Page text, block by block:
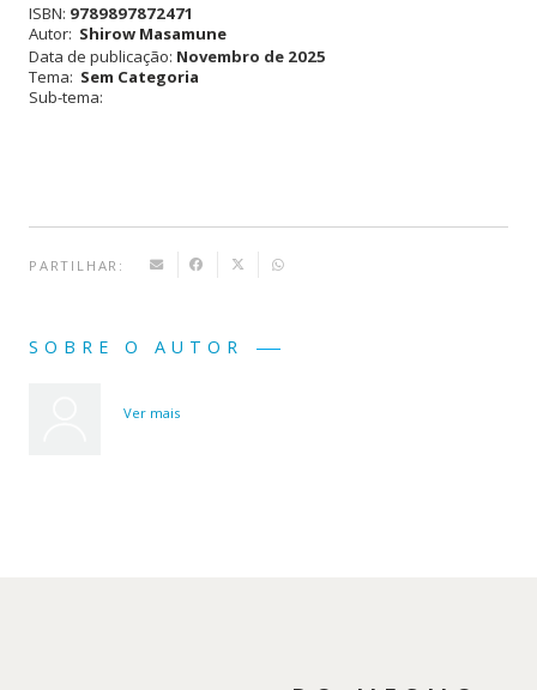
in
the
Shell
ISBN: 9789897872471
Autor: Shirow Masamune
Data de publicação: Novembro de 2025
Tema: Sem Categoria
Sub-tema:
PARTILHAR:
SOBRE O AUTOR
Ver mais